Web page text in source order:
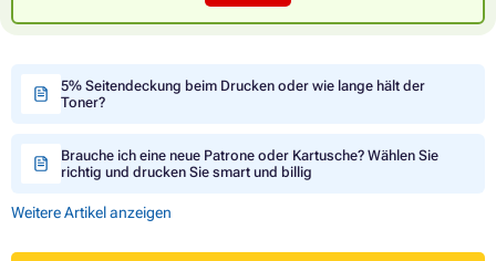
5% Seitendeckung beim Drucken oder wie lange hält der
Toner?
Brauche ich eine neue Patrone oder Kartusche? Wählen Sie
richtig und drucken Sie smart und billig
Weitere Artikel anzeigen